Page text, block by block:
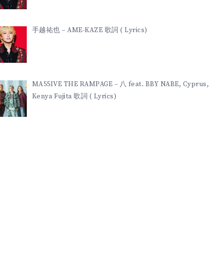
手越祐也 – AME-KAZE 歌詞 ( Lyrics)
MA55IVE THE RAMPAGE – 八 feat. BBY NABE, Cyprus,
Kenya Fujita 歌詞 ( Lyrics)